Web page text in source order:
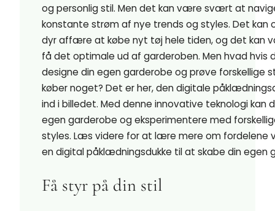
og personlig stil. Men det kan være svært at
konstante strøm af nye trends og styles. Det kan
dyr affære at købe nyt tøj hele tiden, og det
få det optimale ud af garderoben. Men hvad hvis
designe din egen garderobe og prøve forskellige
køber noget? Det er her, den digitale
ind i billedet. Med denne innovative teknologi kan
egen garderobe og eksperimentere med
styles. Læs videre for at lære mere om fordelene
en digital påklædningsdukke til at skabe din egen
Få styr på din stil